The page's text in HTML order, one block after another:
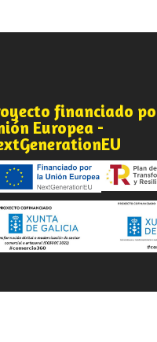
financiado
Europea -